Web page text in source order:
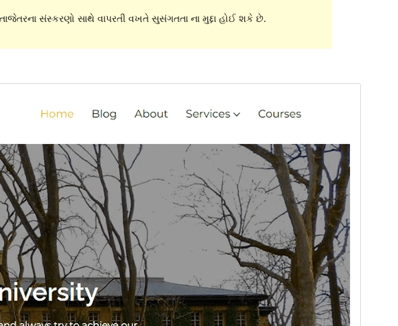
સંસ્કરણો સાથે વાપરતી વખતે સુસંગતતા ના મુદ્દા હોઈ શકે છે.
આવૃત્તિ
Active installations
60+
પીએચપી(PHP) આવૃતિ
5.6
Theme homepage